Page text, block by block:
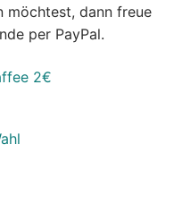
möchtest, dann freue
per PayPal.
2€